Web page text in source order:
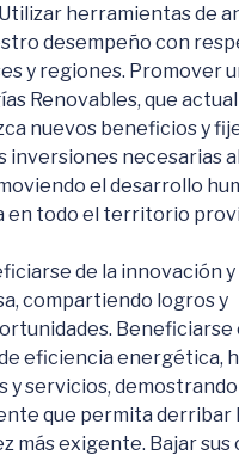
herramientas de
desempeño con
y regiones. Promover
Renovables, que
nuevos beneficios y
inversiones necesarias
el desarrollo
en todo el territorio
de la innovación y
compartiendo logros y
Beneficiarse
eficiencia energética,
servicios,
que permita derribar
más exigente. Bajar sus